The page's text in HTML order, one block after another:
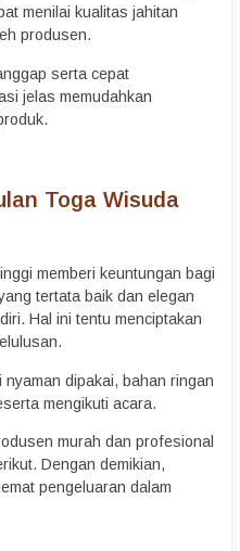
menilai kualitas jahitan
produsen.
serta cepat
jelas memudahkan
Toga Wisuda
memberi keuntungan bagi
tertata baik dan elegan
Hal ini tentu menciptakan
dipakai, bahan ringan
mengikuti acara.
murah dan profesional
Dengan demikian,
pengeluaran dalam